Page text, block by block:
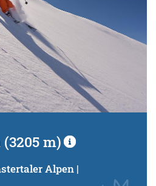
m)
Alpen |